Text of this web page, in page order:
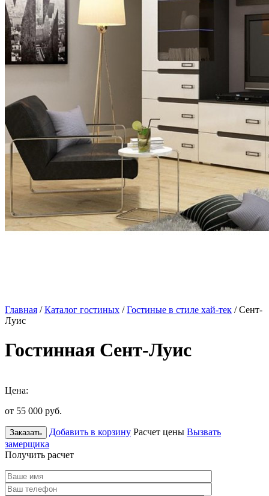
Главная /Каталог гостиных /Гостиные в стиле хай-тек / Сент-
Луис
Гостинная Сент-Луис
Цена:
от 55 000 руб.
Заказать Добавить в корзину Расчет цены Вызвать
замерщика
Получить расчет